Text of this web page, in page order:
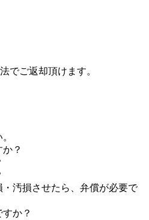
でご返却頂けます。
？
汚損させたら、弁償が必要で
か？